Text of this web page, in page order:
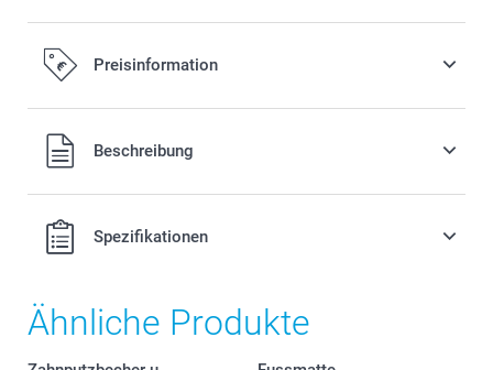
Preisinformation
Alle Preise verstehen sich in EURO (€) inkl. MwSt. und zzgl.
Versandkosten.Beschreibung
Spezifikationen
Ähnliche Produkte